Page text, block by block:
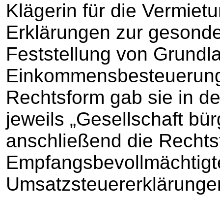
Klägerin für die
Erklärungen zur
Feststellung von
Rechtsform gab sie in
jeweils „Gesellschaft
anschließend die